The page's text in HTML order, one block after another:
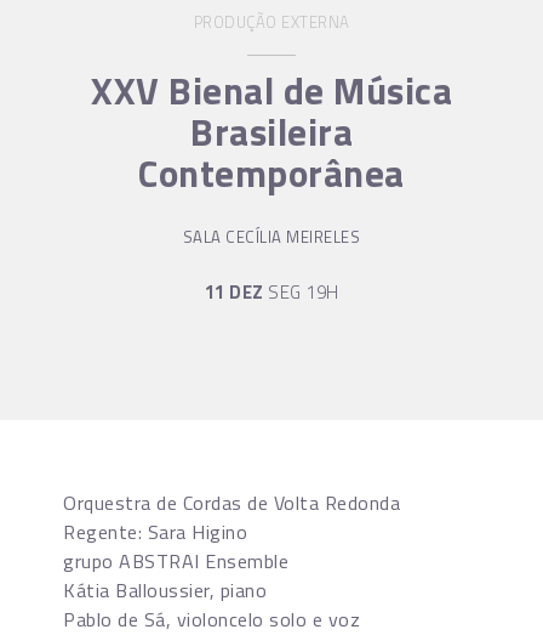
PRODUÇÃO EXTERNA
XXV Bienal de Música
Brasileira
Contemporânea
SALA CECÍLIA MEIRELES
11 DEZ SEG 19H
Orquestra de Cordas de Volta Redonda
Regente: Sara Higino
grupo ABSTRAI Ensemble
Kátia Balloussier, piano
Pablo de Sá, violoncelo solo e voz